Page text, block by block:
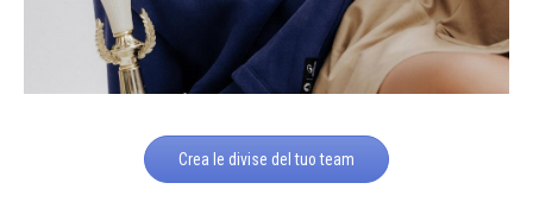
Crea le divise del tuo team